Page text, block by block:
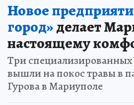
Новое
город»делает
настоящему
Три специализированных
вышли на покос травы в
Гурова в Мариуполе